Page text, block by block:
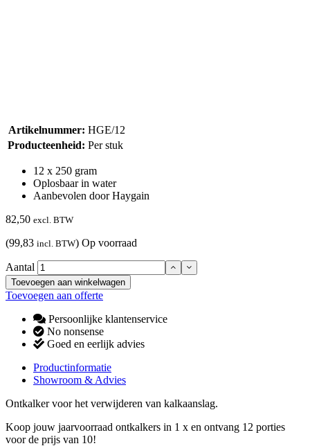
Artikelnummer: HGE/12
Producteenheid: Per stuk
12 x 250 gram
Oplosbaar in water
Aanbevolen door Haygain
82,50 excl. BTW
(99,83 incl. BTW) Op voorraad
Aantal
Toevoegen aan winkelwagen
Toevoegen aan offerte
Persoonlijke klantenservice
No nonsense
Goed en eerlijk advies
Productinformatie
Showroom & Advies
Ontkalker voor het verwijderen van kalkaanslag.
Koop jouw jaarvoorraad ontkalkers in 1 x en ontvang 12 porties
voor de prijs van 10!